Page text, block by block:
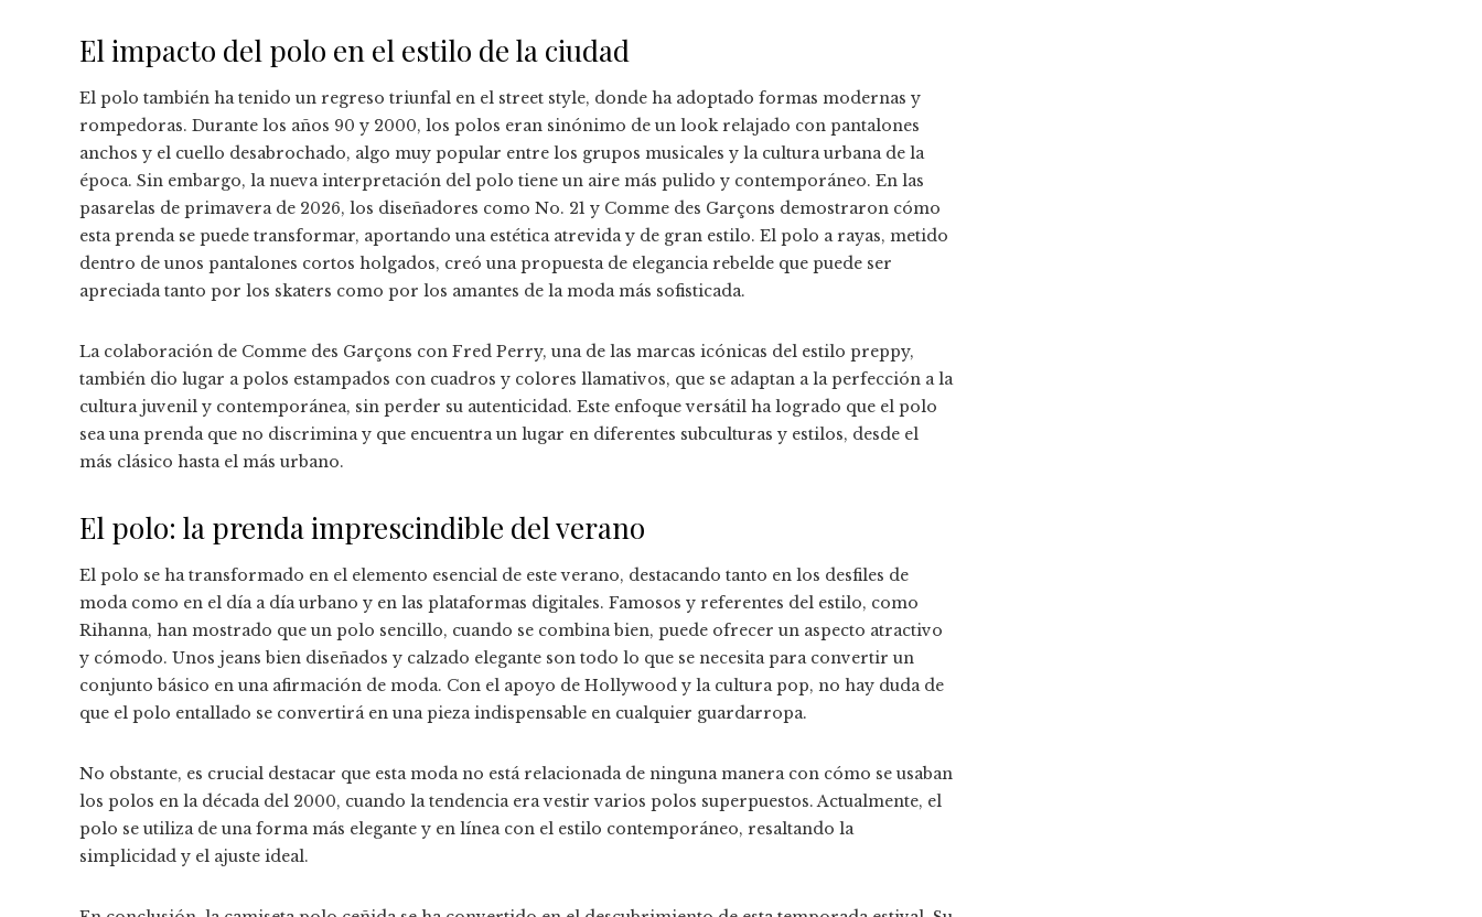
El impacto del polo en el estilo de la ciudad
El polo también ha tenido un regreso triunfal en el street style, donde ha adoptado formas modernas y
rompedoras. Durante los años 90 y 2000, los polos eran sinónimo de un look relajado con pantalones
anchos y el cuello desabrochado, algo muy popular entre los grupos musicales y la cultura urbana de la
época. Sin embargo, la nueva interpretación del polo tiene un aire más pulido y contemporáneo. En las
pasarelas de primavera de 2026, los diseñadores como No. 21 y Comme des Garçons demostraron cómo
esta prenda se puede transformar, aportando una estética atrevida y de gran estilo. El polo a rayas, metido
dentro de unos pantalones cortos holgados, creó una propuesta de elegancia rebelde que puede ser
apreciada tanto por los skaters como por los amantes de la moda más sofisticada.
La colaboración de Comme des Garçons con Fred Perry, una de las marcas icónicas del estilo preppy,
también dio lugar a polos estampados con cuadros y colores llamativos, que se adaptan a la perfección a la
cultura juvenil y contemporánea, sin perder su autenticidad. Este enfoque versátil ha logrado que el polo
sea una prenda que no discrimina y que encuentra un lugar en diferentes subculturas y estilos, desde el
más clásico hasta el más urbano.
El polo: la prenda imprescindible del verano
El polo se ha transformado en el elemento esencial de este verano, destacando tanto en los desfiles de
moda como en el día a día urbano y en las plataformas digitales. Famosos y referentes del estilo, como
Rihanna, han mostrado que un polo sencillo, cuando se combina bien, puede ofrecer un aspecto atractivo
y cómodo. Unos jeans bien diseñados y calzado elegante son todo lo que se necesita para convertir un
conjunto básico en una afirmación de moda. Con el apoyo de Hollywood y la cultura pop, no hay duda de
que el polo entallado se convertirá en una pieza indispensable en cualquier guardarropa.
No obstante, es crucial destacar que esta moda no está relacionada de ninguna manera con cómo se usaban
los polos en la década del 2000, cuando la tendencia era vestir varios polos superpuestos. Actualmente, el
polo se utiliza de una forma más elegante y en línea con el estilo contemporáneo, resaltando la
simplicidad y el ajuste ideal.